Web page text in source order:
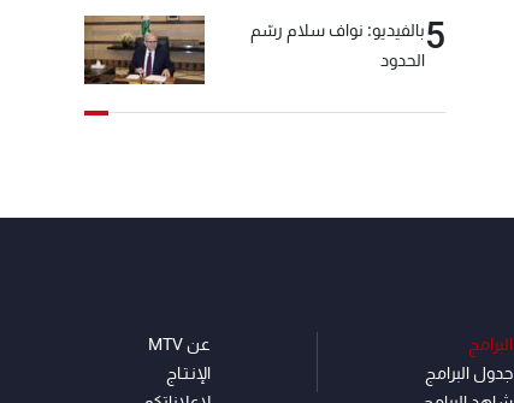
5بالفيديو: نواف سلام رسّم
الحدود
البرامج
جدول البرامج
عن MTV
الإنـتـاج